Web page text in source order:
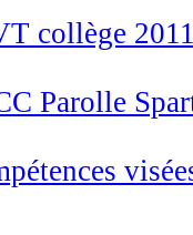
collège
Parolle